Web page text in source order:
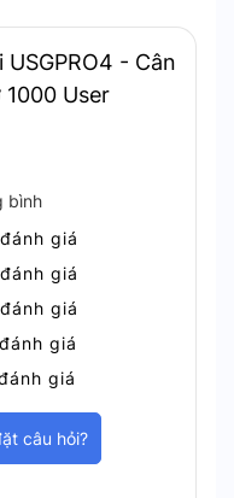
các chính sách
và dữ liệu của
Mạnh Mẽ
- Cân
User
bình
giá
giá
giá
giá
giá
câu hỏi?